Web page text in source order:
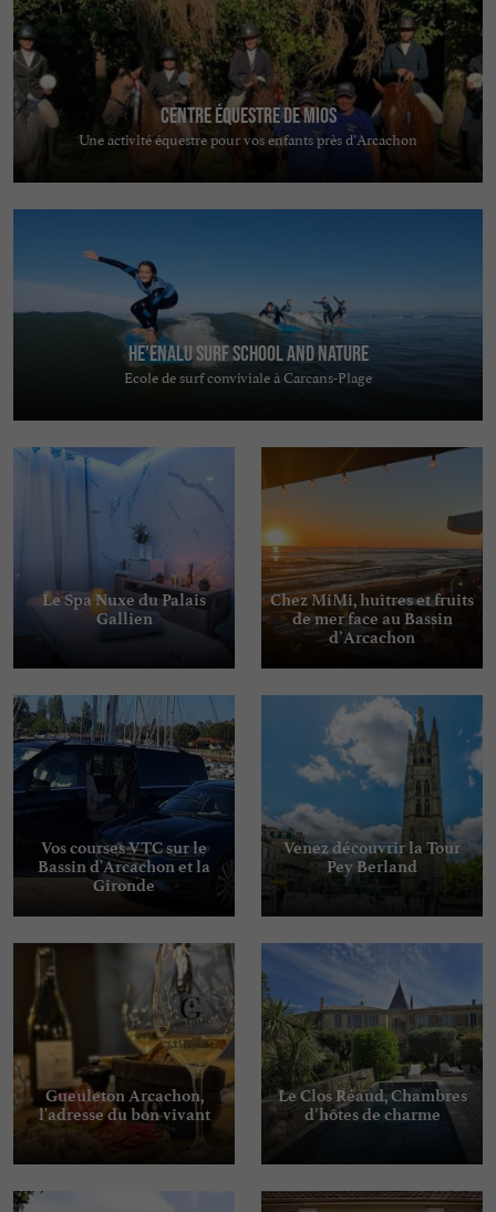
Centre équestre de Mios
Une activité équestre pour vos enfants près d’Arcachon
He'enalu Surf School and Nature
Ecole de surf conviviale à Carcans-Plage
Le Spa Nuxe du Palais
Gallien
Chez MiMi, huîtres et fruits
de mer face au Bassin
d’Arcachon
Vos courses VTC sur le
Bassin d'Arcachon et la
Gironde
Venez découvrir la Tour
Pey Berland
Gueuleton Arcachon,
l'adresse du bon vivant
Le Clos Réaud, Chambres
d’hôtes de charme